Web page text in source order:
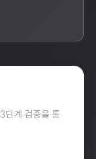
단계 검증을 통